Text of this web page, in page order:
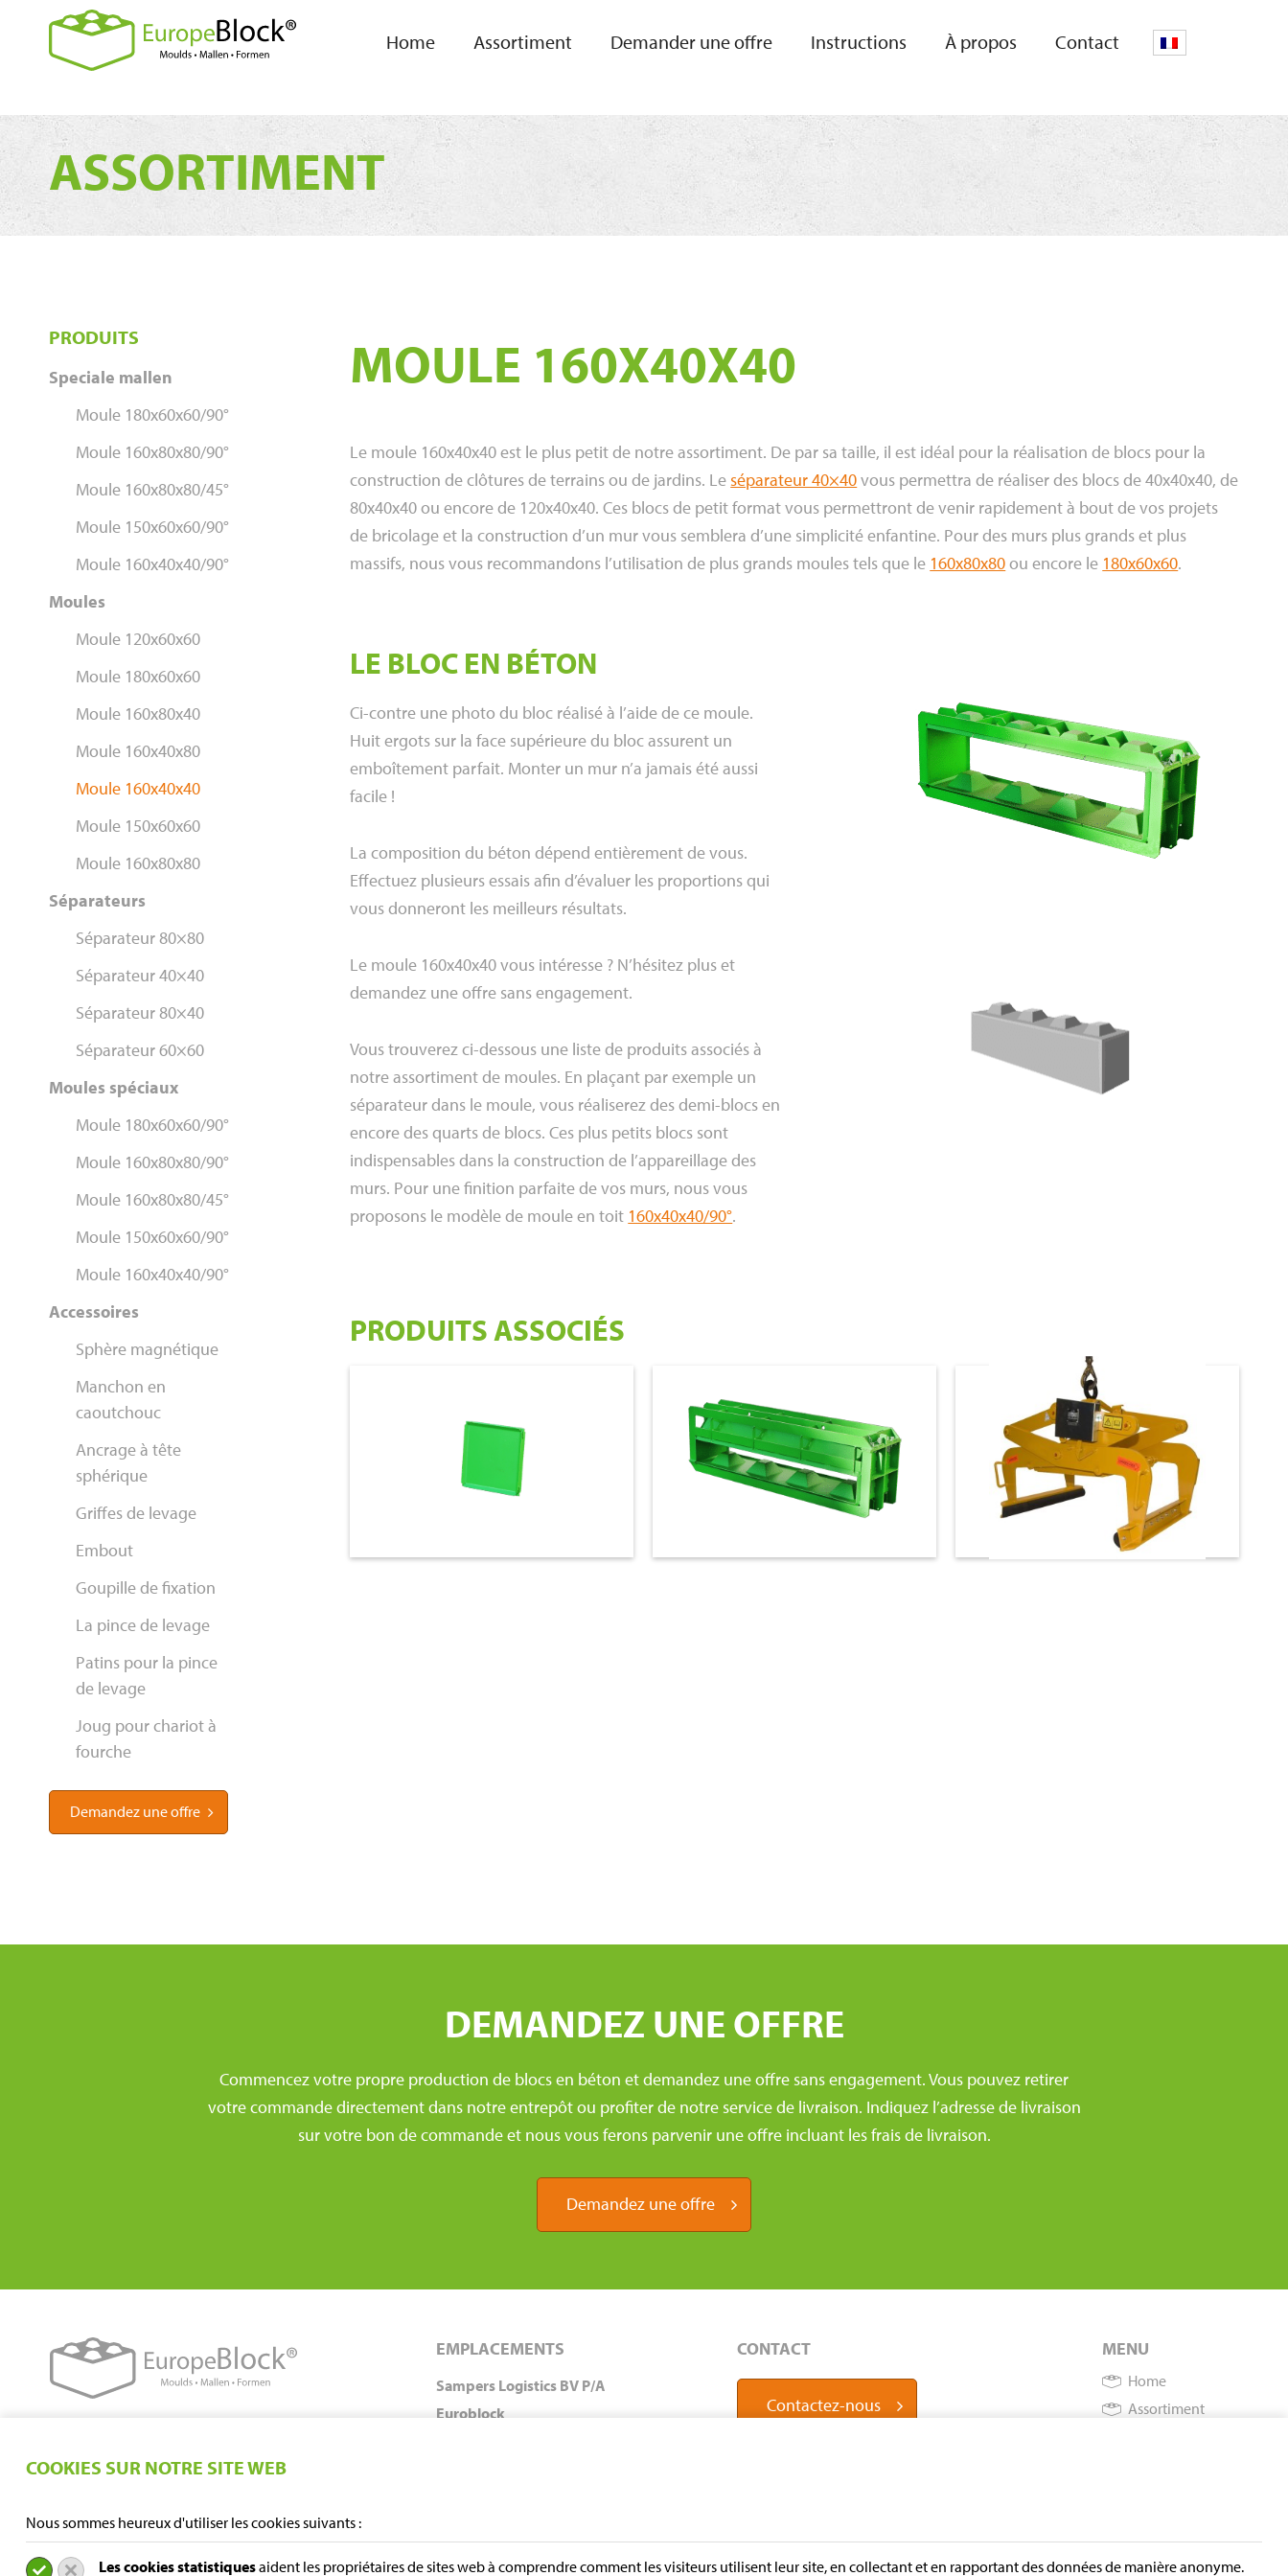
COOKIES SUR NOTRE SITE WEB
Nous sommes heureux d'utiliser les cookies suivants :
Les cookies statistiquesaident les propriétaires de sites web à comprendre comment les visiteurs utilisent leur site, en collectant et en rapportant des données de manière anonyme.
Home Assortiment Demander une offre Instructions À propos Contact
ASSORTIMENT
MOULE 160X40X40
Le moule 160x40x40 est le plus petit de notre assortiment. De par sa taille, il est idéal pour la réalisation de blocs pour la
construction de clôtures de terrains ou de jardins. Leséparateur 40×40vous permettra de réaliser des blocs de 40x40x40, de
80x40x40 ou encore de 120x40x40. Ces blocs de petit format vous permettront de venir rapidement à bout de vos projets
de bricolage et la construction d’un mur vous semblera d’une simplicité enfantine. Pour des murs plus grands et plus
massifs, nous vous recommandons l’utilisation de plus grands moules tels que le 160x80x80ou encore le 180x60x60.
LE BLOC EN BÉTON
Ci-contre une photo du bloc réalisé à l’aide de ce moule.
Huit ergots sur la face supérieure du bloc assurent un
emboîtement parfait. Monter un mur n’a jamais été aussi
facile !
La composition du béton dépend entièrement de vous.
Effectuez plusieurs essais afin d’évaluer les proportions qui
vous donneront les meilleurs résultats.
Le moule 160x40x40 vous intéresse ? N’hésitez plus et
demandez une offre sans engagement.
Vous trouverez ci-dessous une liste de produits associés à
notre assortiment de moules. En plaçant par exemple un
séparateur dans le moule, vous réaliserez des demi-blocs en
encore des quarts de blocs. Ces plus petits blocs sont
indispensables dans la construction de l’appareillage des
murs. Pour une finition parfaite de vos murs, nous vous
proposons le modèle de moule en toit 160x40x40/90°.
PRODUITS ASSOCIÉS
€ 1.275,00
PRODUITS
Speciale mallen
Moule 180x60x60/90°
Moule 160x80x80/90°
Moule 160x80x80/45°
Moule 150x60x60/90°
Moule 160x40x40/90°
Moules
Moule 120x60x60
Moule 180x60x60
Moule 160x80x40
Moule 160x40x80
Moule 160x40x40
Moule 150x60x60
Moule 160x80x80
Séparateurs
Séparateur 80×80
Séparateur 40×40
Séparateur 80×40
Séparateur 60×60
Moules spéciaux
Moule 180x60x60/90°
Moule 160x80x80/90°
Moule 160x80x80/45°
Moule 150x60x60/90°
Moule 160x40x40/90°
Accessoires
Sphère magnétique
Manchon en
caoutchouc
Ancrage à tête
sphérique
Griffes de levage
Embout
Goupille de fixation
La pince de levage
Patins pour la pince
de levage
Joug pour chariot à
fourche
Demandez une offre
DEMANDEZ UNE OFFRE
Commencez votre propre production de blocs en béton et demandez une offre sans engagement. Vous pouvez retirer
votre commande directement dans notre entrepôt ou profiter de notre service de livraison. Indiquez l’adresse de livraison
sur votre bon de commande et nous vous ferons parvenir une offre incluant les frais de livraison.
Demandez une offre
EMPLACEMENTS
Sampers Logistics BV P/A
Euroblock
CONTACT
Contactez-nous
MENU
Home
Assortiment
privée